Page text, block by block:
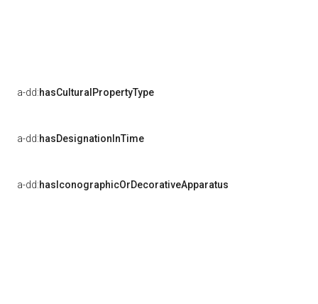
a-dd:hasCulturalPropertyType
a-dd:hasDesignationInTime
a-dd:hasIconographicOrDecorativeApparatus